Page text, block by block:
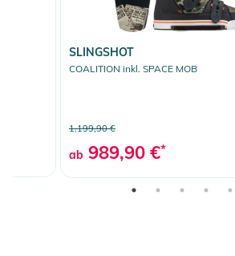
SLINGSHOT
COALITION inkl. SPACE MOB
1.199,90 €
ab 989,90 €*